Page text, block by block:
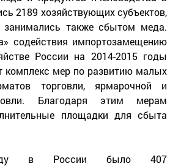
2189 хозяйствующих субъектов,
занимались также сбытом меда.
содействия импортозамещению
России на 2014-2015 годы
комплекс мер по развитию малых
торговли, ярмарочной и
Благодаря этим мерам
площадки для сбыта
в России было 407